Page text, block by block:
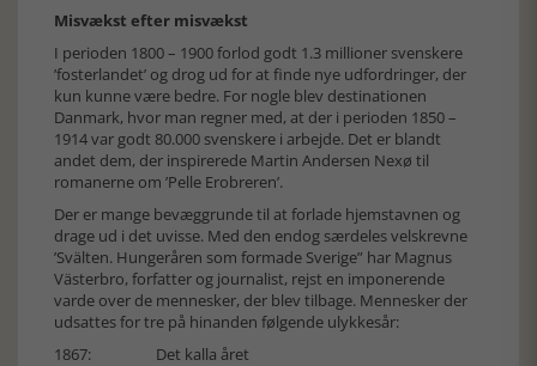
Misvækst efter misvækst
I perioden 1800 – 1900 forlod godt 1.3 millioner svenskere
’fosterlandet’ og drog ud for at finde nye udfordringer, der
kun kunne være bedre. For nogle blev destinationen
Danmark, hvor man regner med, at der i perioden 1850 –
1914 var godt 80.000 svenskere i arbejde. Det er blandt
andet dem, der inspirerede Martin Andersen Nexø til
romanerne om ’Pelle Erobreren’.
Der er mange bevæggrunde til at forlade hjemstavnen og
drage ud i det uvisse. Med den endog særdeles velskrevne
’Svälten. Hungeråren som formade Sverige” har Magnus
Västerbro, forfatter og journalist, rejst en imponerende
varde over de mennesker, der blev tilbage. Mennesker der
udsattes for tre på hinanden følgende ulykkesår:
1867: Det kalla året